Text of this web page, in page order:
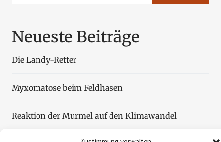
Neueste Beiträge
Die Landy-Retter
Myxomatose beim Feldhasen
Reaktion der Murmel auf den Klimawandel